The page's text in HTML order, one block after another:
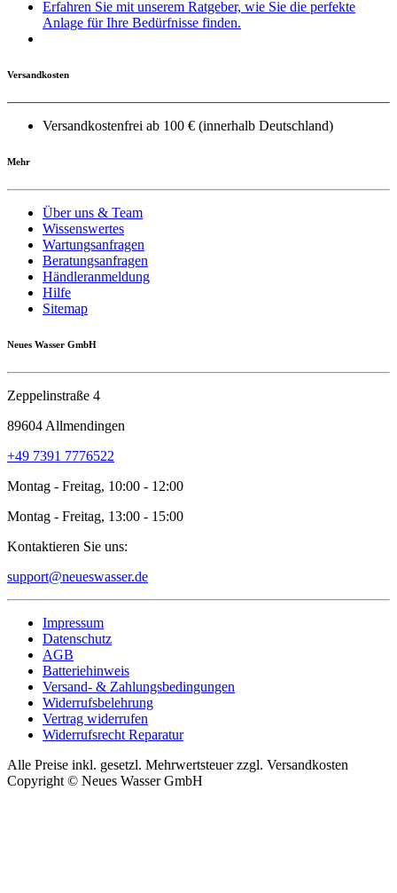
Erfahren Sie mit unserem Ratgeber, wie Sie die perfekte
Anlage für Ihre Bedürfnisse finden.
Versandkosten
Versandkostenfrei ab 100 € (innerhalb Deutschland)
Mehr
Über uns & Team
Wissenswertes
Wartungsanfragen
Beratungsanfragen
Händleranmeldung
Hilfe
Sitemap
Neues Wasser GmbH
Zeppelinstraße 4
89604 Allmendingen
+49 7391 7776522
Montag - Freitag, 10:00 - 12:00
Montag - Freitag, 13:00 - 15:00
Kontaktieren Sie uns:
support@neueswasser.de
Impressum
Datenschutz
AGB
Batteriehinweis
Versand- & Zahlungsbedingungen
Widerrufsbelehrung
Vertrag widerrufen
Widerrufsrecht Reparatur
Alle Preise inkl. gesetzl. Mehrwertsteuer zzgl. Versandkosten
Copyright © Neues Wasser GmbH